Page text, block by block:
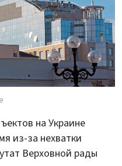
на Украине
из-за нехватки
Верховной рады